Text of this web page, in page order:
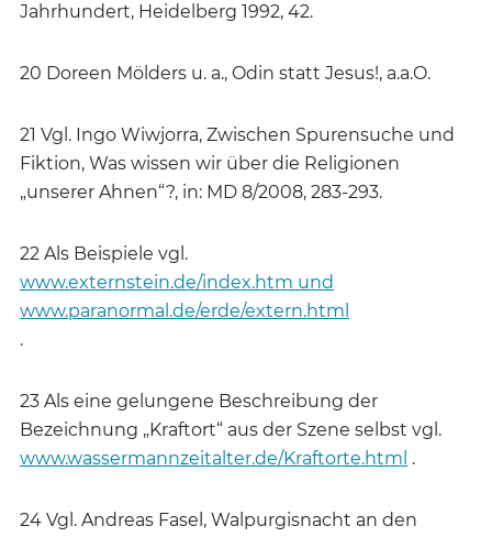
Jahrhundert, Heidelberg 1992, 42.
20 Doreen Mölders u. a., Odin statt Jesus!, a.a.O.
21 Vgl. Ingo Wiwjorra, Zwischen Spurensuche und
Fiktion, Was wissen wir über die Religionen
„unserer Ahnen“?, in: MD 8/2008, 283-293.
22 Als Beispiele vgl.
www.externstein.de/index.htm und
www.paranormal.de/erde/extern.html
.
23 Als eine gelungene Beschreibung der
Bezeichnung „Kraftort“ aus der Szene selbst vgl.
www.wassermannzeitalter.de/Kraftorte.html .
24 Vgl. Andreas Fasel, Walpurgisnacht an den